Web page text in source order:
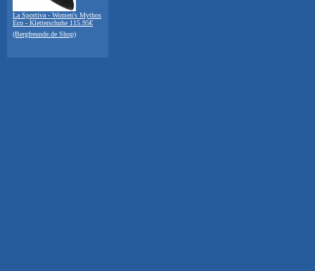
La Sportiva - Women's Mythos
Eco - Kletterschuhe 115.95€
(Bergfreunde.de Shop)